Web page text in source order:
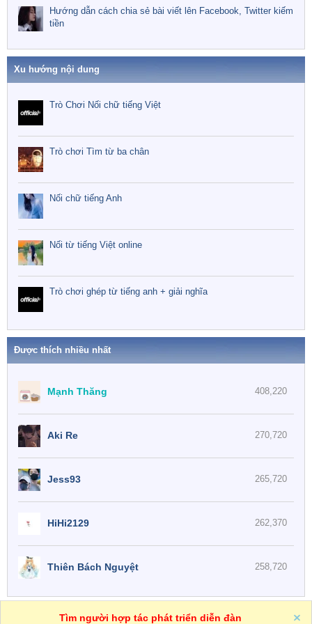
Hướng dẫn cách chia sẻ bài viết lên Facebook, Twitter kiếm
tiền
Xu hướng nội dung
Trò Chơi Nối chữ tiếng Việt
Trò chơi Tìm từ ba chân
Nối chữ tiếng Anh
Nối từ tiếng Việt online
Trò chơi ghép từ tiếng anh + giải nghĩa
Được thích nhiều nhất
408,220
Mạnh Thăng
270,720
Aki Re
265,720
Jess93
262,370
HiHi2129
258,720
Thiên Bách Nguyệt
VN
R
Tìm người hợp tác phát triển diễn đàn